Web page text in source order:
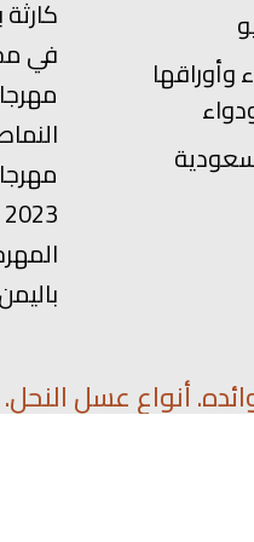
وأوراقها
في
2023
باليمن
أنواع عسل